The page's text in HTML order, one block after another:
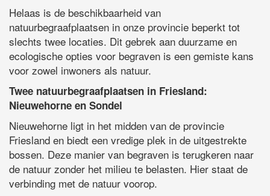
Helaas is de beschikbaarheid van
natuurbegraafplaatsen in onze provincie beperkt tot
slechts twee locaties. Dit gebrek aan duurzame en
ecologische opties voor begraven is een gemiste kans
voor zowel inwoners als natuur.
Twee natuurbegraafplaatsen in Friesland:
Nieuwehorne en Sondel
Nieuwehorne ligt in het midden van de provincie
Friesland en biedt een vredige plek in de uitgestrekte
bossen. Deze manier van begraven is terugkeren naar
de natuur zonder het milieu te belasten. Hier staat de
verbinding met de natuur voorop.